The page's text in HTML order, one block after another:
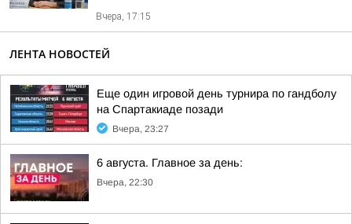
Вчера, 17:15
ЛЕНТА НОВОСТЕЙ
Еще один игровой день турнира по гандболу
на Спартакиаде позади
Вчера, 23:27
6 августа. Главное за день:
Вчера, 22:30